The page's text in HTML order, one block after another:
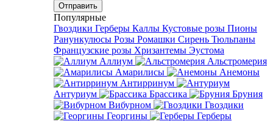
Популярные
Гвоздики Герберы Каллы Кустовые розы Пионы
Ранункулюсы Розы Ромашки Сирень Тюльпаны
Французские розы Хризантемы Эустома
Аллиум
Альстромерия
Амарилисы
Анемоны
Антирринум
Антуриум
Брассика
Бруния
Вибурном
Гвоздики
Георгины
Герберы